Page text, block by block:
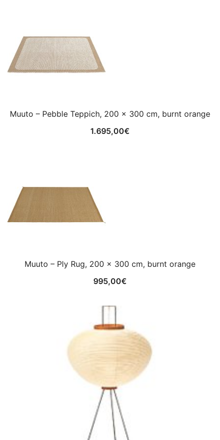
Muuto – Pebble Teppich, 200 x 300 cm, burnt orange
1.695,00€
Muuto – Ply Rug, 200 x 300 cm, burnt orange
995,00€